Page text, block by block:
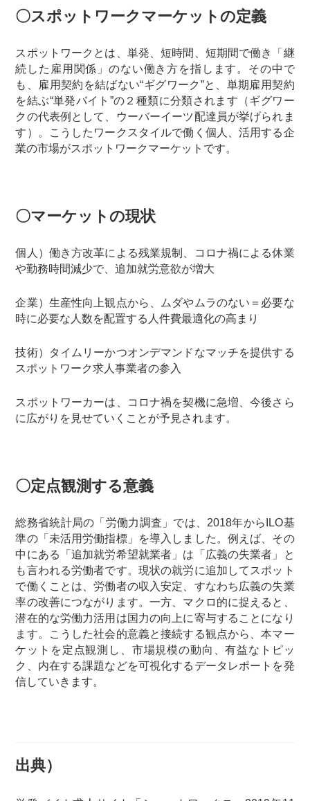
〇スポットワークマーケットの定義
スポットワークとは、単発、短時間、短期間で働き「継
続した雇用関係」のない働き方を指します。その中で
も、雇用契約を結ばない“ギグワーク”と、単期雇用契約
を結ぶ“単発バイト”の２種類に分類されます（ギグワー
クの代表例として、ウーバーイーツ配達員が挙げられま
す）。こうしたワークスタイルで働く個人、活用する企
業の市場がスポットワークマーケットです。
〇マーケットの現状
個人）働き方改革による残業規制、コロナ禍による休業
や勤務時間減少で、追加就労意欲が増大
企業）生産性向上観点から、ムダやムラのない＝必要な
時に必要な人数を配置する人件費最適化の高まり
技術）タイムリーかつオンデマンドなマッチを提供する
スポットワーク求人事業者の参入
スポットワーカーは、コロナ禍を契機に急増、今後さら
に広がりを見せていくことが予見されます。
〇定点観測する意義
総務省統計局の「労働力調査」では、2018年からILO基
準の「未活用労働指標」を導入しました。例えば、その
中にある「追加就労希望就業者」は「広義の失業者」と
も言われる労働者です。現状の就労に追加してスポット
で働くことは、労働者の収入安定、すなわち広義の失業
率の改善につながります。一方、マクロ的に捉えると、
潜在的な労働力活用は国力の向上に寄与することになり
ます。こうした社会的意義と接続する観点から、本マー
ケットを定点観測し、市場規模の動向、有益なトピッ
ク、内在する課題などを可視化するデータレポートを発
信していきます。
出典）